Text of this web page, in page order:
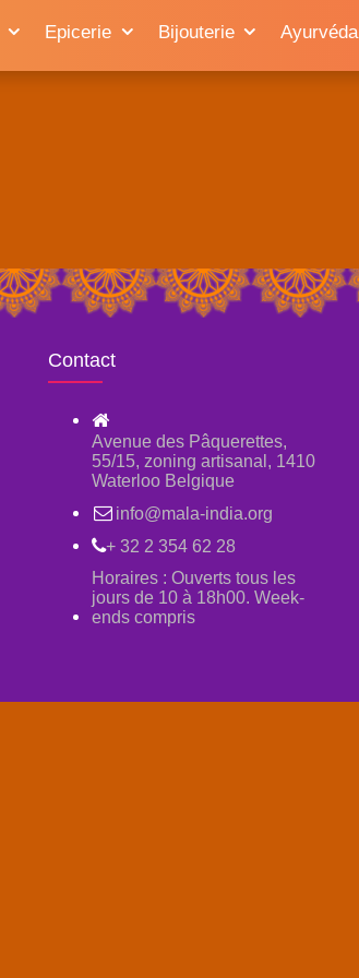
Epicerie Bijouterie Ayurvéda
Contact
Avenue des Pâquerettes,
55/15, zoning artisanal, 1410
Waterloo Belgique
info@mala-india.org
+ 32 2 354 62 28
Horaires : Ouverts tous les
jours de 10 à 18h00. Week-
ends compris